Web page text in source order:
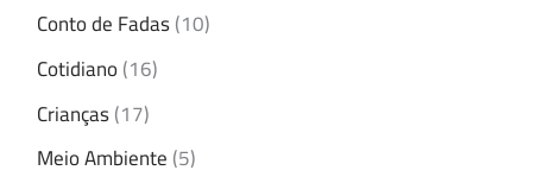
Conto de Fadas(10)
Cotidiano(16)
Crianças(17)
Meio Ambiente(5)